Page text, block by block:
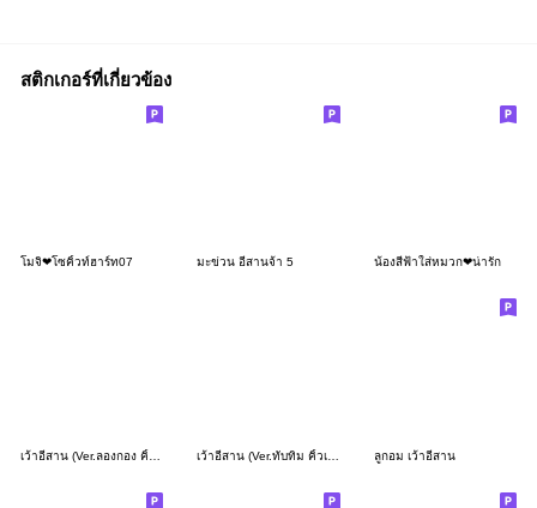
สติกเกอร์ที่เกี่ยวข้อง
โมจิ❤โซคิ้วท์ฮาร์ท07 มะข่วน อีสานจ้า 5 น้องสีฟ้าใส่หมวก❤น่ารัก
ลูกอม เว้าอีสาน